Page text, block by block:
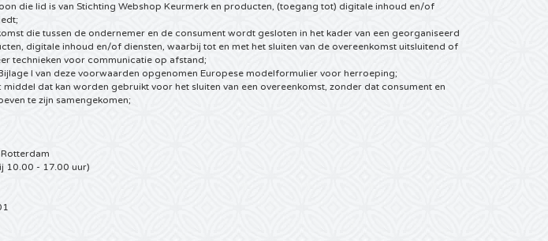
die lid is van Stichting Webshop Keurmerk en producten, (toegang tot) digitale inhoud en/of
die tussen de ondernemer en de consument wordt gesloten in het kader van een georganiseerd
digitale inhoud en/of diensten, waarbij tot en met het sluiten van de overeenkomst uitsluitend of
technieken voor communicatie op afstand;
I van deze voorwaarden opgenomen Europese modelformulier voor herroeping;
dat kan worden gebruikt voor het sluiten van een overeenkomst, zonder dat consument en
te zijn samengekomen;
10.00 - 17.00 uur)